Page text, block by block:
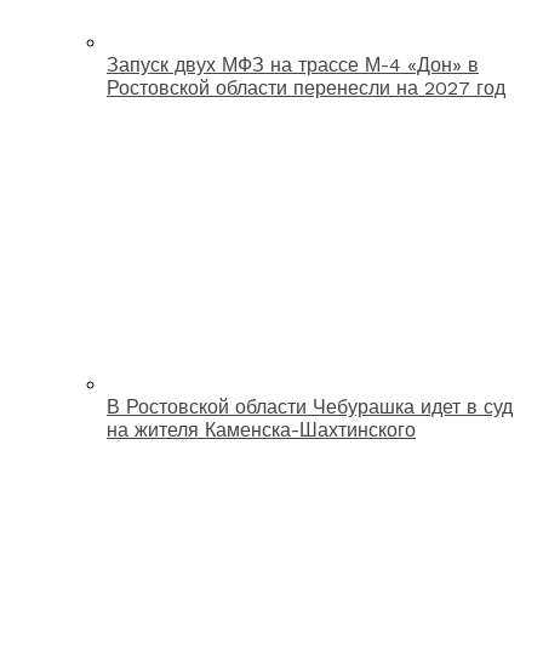
Запуск двух МФЗ на трассе М-4 «Дон» в
Ростовской области перенесли на 2027 год
В Ростовской области Чебурашка идет в суд
на жителя Каменска-Шахтинского